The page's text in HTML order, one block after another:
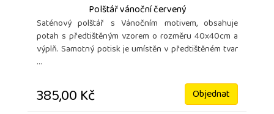
Polštář vánoční červený
Saténový polštář s Vánočním motivem, obsahuje
potah s předtištěným vzorem o rozměru 40x40cm a
výplň. Samotný potisk je umístěn v předtištěném tvar
...
385,00 Kč Objednat